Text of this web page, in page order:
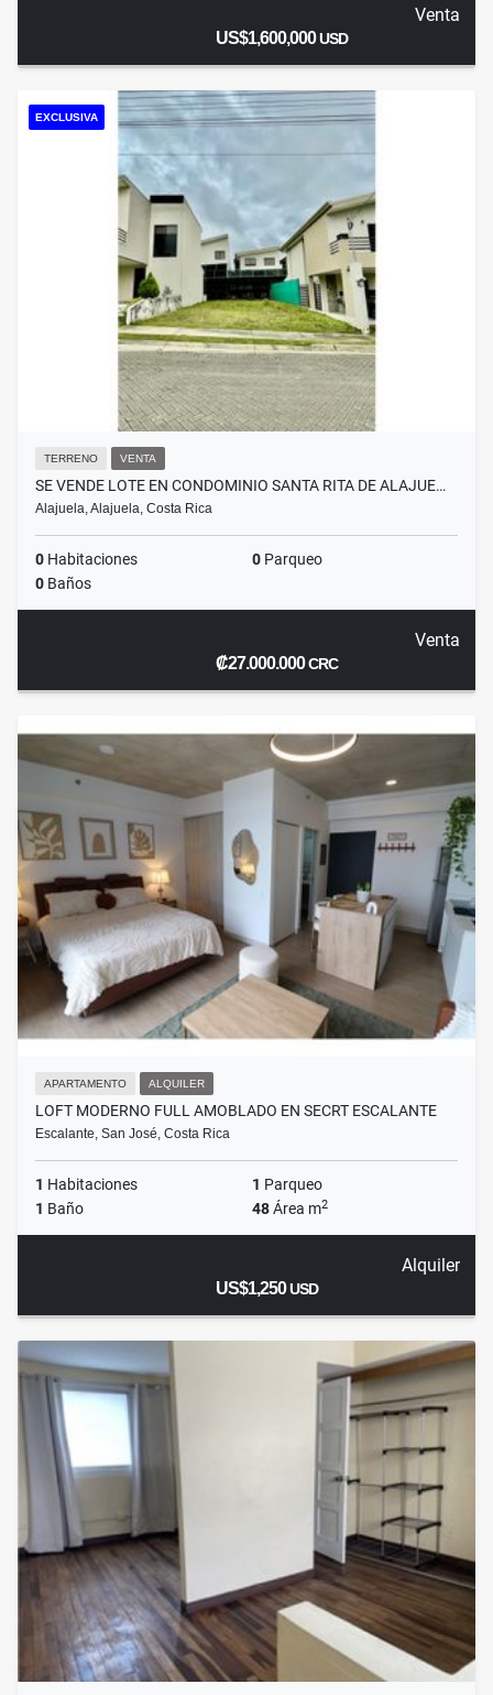
Venta
US$1,600,000USD
EXCLUSIVA
TERRENO VENTA
SE VENDE LOTE EN CONDOMINIO SANTA RITA DE ALAJUE…
Alajuela, Alajuela, Costa Rica
0 Habitaciones 0 Parqueo
0 Baños
Venta
₡27.000.000CRC
APARTAMENTO ALQUILER
LOFT MODERNO FULL AMOBLADO EN SECRT ESCALANTE
Escalante, San José, Costa Rica
1 Habitaciones 1 Parqueo
1 Baño 48Área m2
Alquiler
US$1,250USD